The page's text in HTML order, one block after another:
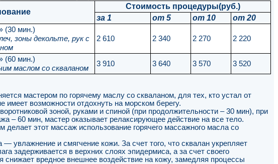
Стоимость процедуры(руб.)
за 1
от 5 от 10
от 20
(30 мин.)
зоны декольте, рук с
2 610 2 340 2 270 2 220
(60 мин.)
маслом со скваланом
3 910 3 640 3 570
3 520
мастером по горячему маслу со скваланом, для тех, кто устал от
имеет возможности отдохнуть на морском берегу.
зоной, руками и спиной (при продолжительности – 30 мин), при
– 60 мин, мастер оказывает релаксирующее действие на все тело.
этот массаж использование горячего массажного масла со
увлажнение и смягчение кожи. За счет того, что сквалан укрепляет
задерживается в верхних слоях эпидермиса, а за счет своего
снижает вредное внешнее воздействие на кожу, замедляя процессы